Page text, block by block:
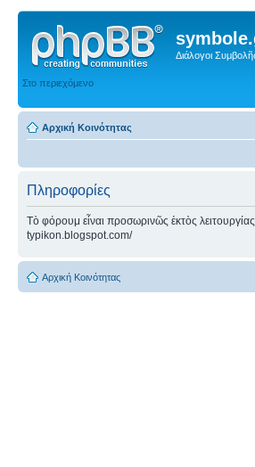
Διάλογοι
Στο περιεχόμενο
Αρχική Κοινότητας
Πληροφορίες
Τὸ φόρουμ εἶναι προσωρινῶς ἐκτὸς
typikon.blogspot.com/
Αρχική Κοινότητας